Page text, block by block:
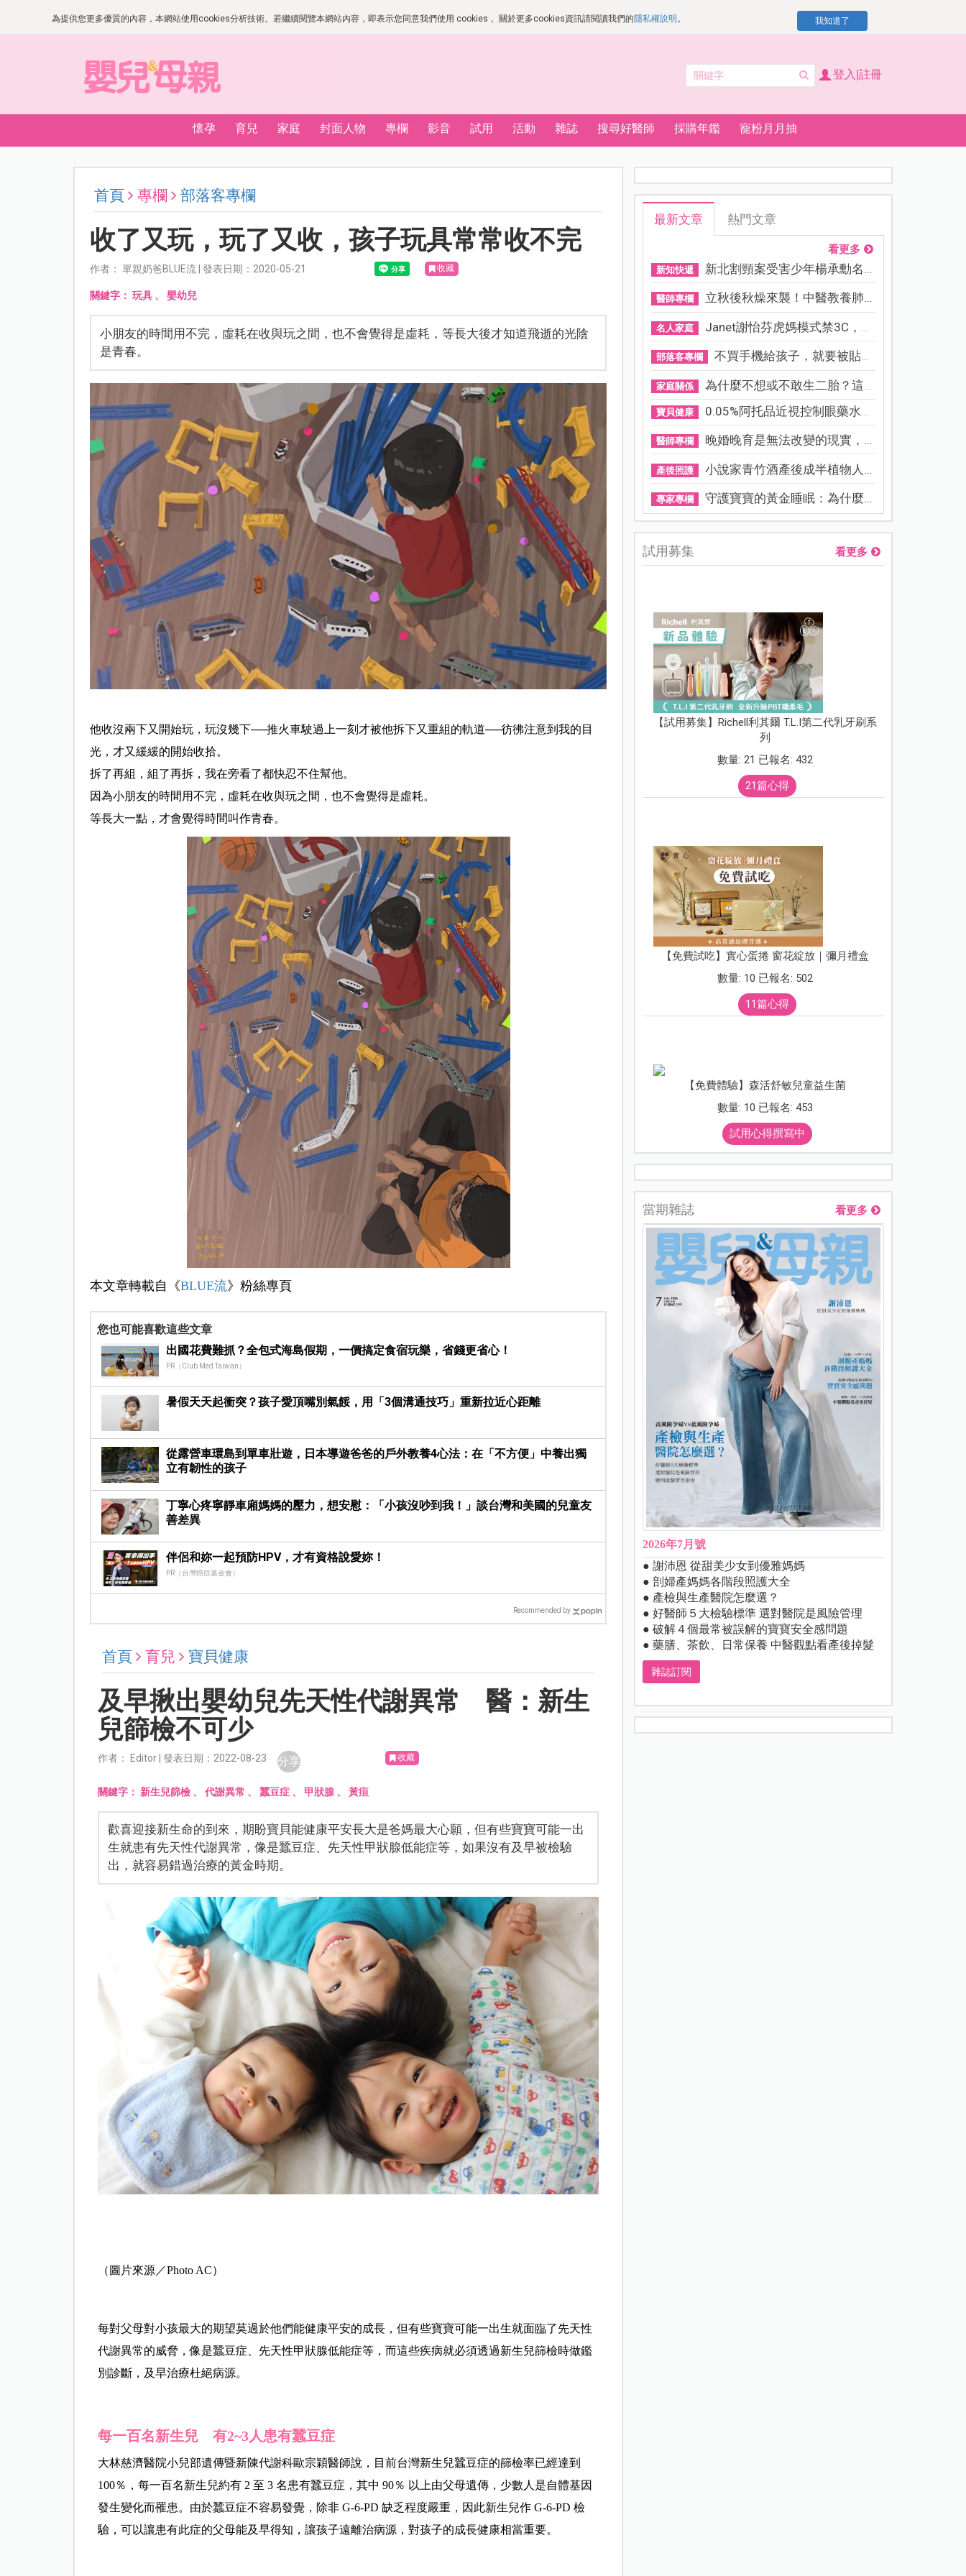
為提供您更多優質的內容，本網站使用cookies分析技術。若繼續閱覽本網站內容，即表示您同意我們使用 cookies， 關於更多cookies資訊請閱讀我們的隱私權說明 。 我知道了
登入|註冊
懷孕 育兒 家庭 封面人物 專欄 影音 試用 活動 雜誌 搜尋好醫師 採購年鑑 寵粉月月抽
首頁 專欄 部落客專欄
收了又玩，玩了又收，孩子玩具常常收不完
作者： 單親奶爸BLUE流 | 發表日期：2020-05-21 收藏
關鍵字： 玩具、 嬰幼兒
小朋友的時間用不完，虛耗在收與玩之間，也不會覺得是虛耗，等長大後才知道飛逝的光陰
是青春。
他收沒兩下又開始玩，玩沒幾下──推火車駛過上一刻才被他拆下又重組的軌道──彷彿注意到我的目
光，才又緩緩的開始收拾。
拆了再組，組了再拆，我在旁看了都快忍不住幫他。
因為小朋友的時間用不完，虛耗在收與玩之間，也不會覺得是虛耗。
等長大一點，才會覺得時間叫作青春。
本文章轉載自《BLUE流》粉絲專頁
您也可能喜歡這些文章
出國花費難抓？全包式海島假期，一價搞定食宿玩樂，省錢更省心！
PR（Club Med Taiwan）
暑假天天起衝突？孩子愛頂嘴別氣餒，用「3個溝通技巧」重新拉近心距離
從露營車環島到單車壯遊，日本導遊爸爸的戶外教養4心法：在「不方便」中養出獨
立有韌性的孩子
丁寧心疼寧靜車廂媽媽的壓力，想安慰：「小孩沒吵到我！」談台灣和美國的兒童友
善差異
伴侶和妳一起預防HPV，才有資格說愛妳！
PR（台灣癌症基金會）
Recommended by
首頁 育兒 寶貝健康
及早揪出嬰幼兒先天性代謝異常 醫：新生
兒篩檢不可少
作者： Editor | 發表日期：2022-08-23 分享 收藏
關鍵字： 新生兒篩檢 、代謝異常 、蠶豆症 、 甲狀腺 、黃疸
歡喜迎接新生命的到來，期盼寶貝能健康平安長大是爸媽最大心願，但有些寶寶可能一出
生就患有先天性代謝異常，像是蠶豆症、先天性甲狀腺低能症等，如果沒有及早被檢驗
出，就容易錯過治療的黃金時期。
（圖片來源／Photo AC）
每對父母對小孩最大的期望莫過於他們能健康平安的成長，但有些寶寶可能一出生就面臨了先天性
代謝異常的威脅，像是蠶豆症、先天性甲狀腺低能症等，而這些疾病就必須透過新生兒篩檢時做鑑
別診斷，及早治療杜絕病源。
每一百名新生兒 有2~3人患有蠶豆症
大林慈濟醫院小兒部遺傳暨新陳代謝科歐宗穎醫師說，目前台灣新生兒蠶豆症的篩檢率已經達到
100％，每一百名新生兒約有 2 至 3 名患有蠶豆症，其中 90％ 以上由父母遺傳，少數人是自體基因
發生變化而罹患。由於蠶豆症不容易發覺，除非 G-6-PD 缺乏程度嚴重，因此新生兒作 G-6-PD 檢
驗，可以讓患有此症的父母能及早得知，讓孩子遠離治病源，對孩子的成長健康相當重要。
最新文章 熱門文章
看更多
新知快遞 新北割頸案受害少年楊承勳名...
醫師專欄 立秋後秋燥來襲！中醫教養肺...
名人家庭 Janet謝怡芬虎媽模式禁3C，看...
部落客專欄 不買手機給孩子，就要被貼「...
家庭關係 為什麼不想或不敢生二胎？這8...
寶貝健康 0.05%阿托品近視控制眼藥水納...
醫師專欄 晚婚晚育是無法改變的現實，...
產後照護 小說家青竹酒產後成半植物人...
專家專欄 守護寶寶的黃金睡眠：為什麼...
試用募集 看更多
【試用募集】Richell利其爾 T.L.I第二代乳牙刷系
列
數量: 21 已報名: 432
21篇心得
【免費試吃】實心蛋捲 窗花綻放｜彌月禮盒
數量: 10 已報名: 502
11篇心得
【免費體驗】森活舒敏兒童益生菌
數量: 10 已報名: 453
試用心得撰寫中
當期雜誌 看更多
2026年7月號
● 謝沛恩 從甜美少女到優雅媽媽
● 剖婦產媽媽各階段照護大全
● 產檢與生產醫院怎麼選？
● 好醫師５大檢驗標準 選對醫院是風險管理
● 破解４個最常被誤解的寶寶安全感問題
● 藥膳、茶飲、日常保養 中醫觀點看產後掉髮
雜誌訂閱